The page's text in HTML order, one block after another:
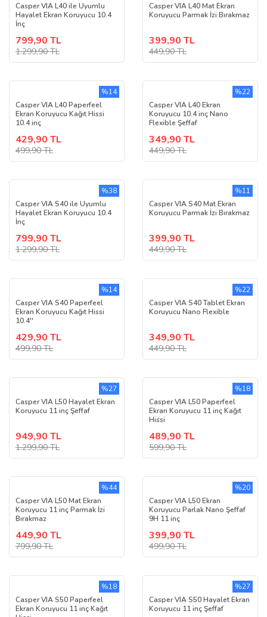
Casper VIA L40 ile Uyumlu
Hayalet Ekran Koruyucu 10.4
İnç
799,90 TL
1.299,90 TL
Casper VIA L40 Mat Ekran
Koruyucu Parmak İzi Bırakmaz
399,90 TL
449,90 TL
Casper VIA L40 Paperfeel
Ekran Koruyucu Kağıt Hissi
10.4 inç
429,90 TL
499,90 TL
%14
Casper VIA L40 Ekran
Koruyucu 10.4 inç Nano
Flexible Şeffaf
349,90 TL
449,90 TL
%22
Casper VIA S40 ile Uyumlu
Hayalet Ekran Koruyucu 10.4
İnç
799,90 TL
1.299,90 TL
%38
Casper VIA S40 Mat Ekran
Koruyucu Parmak İzi Bırakmaz
399,90 TL
449,90 TL
%11
Casper VIA S40 Paperfeel
Ekran Koruyucu Kağıt Hissi
10.4''
429,90 TL
499,90 TL
%14
Casper VIA S40 Tablet Ekran
Koruyucu Nano Flexible
349,90 TL
449,90 TL
%22
Casper VIA L50 Hayalet Ekran
Koruyucu 11 inç Şeffaf
949,90 TL
1.299,90 TL
%27
Casper VIA L50 Paperfeel
Ekran Koruyucu 11 inç Kağıt
Hissi
489,90 TL
599,90 TL
%18
Casper VIA L50 Mat Ekran
Koruyucu 11 inç Parmak İzi
Bırakmaz
449,90 TL
799,90 TL
%44
Casper VIA L50 Ekran
Koruyucu Parlak Nano Şeffaf
9H 11 inç
399,90 TL
499,90 TL
%20
Casper VIA S50 Paperfeel
Ekran Koruyucu 11 inç Kağıt
%18
Casper VIA S50 Hayalet Ekran
Koruyucu 11 inç Şeffaf
%27